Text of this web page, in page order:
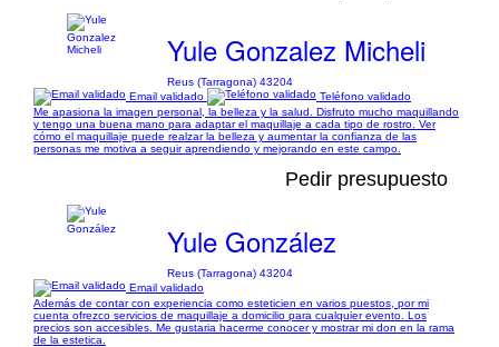
Yule Gonzalez Micheli
Reus (Tarragona) 43204
Email validado
Teléfono validado
Me apasiona la imagen personal, la belleza y la salud. Disfruto mucho maquillando
y tengo una buena mano para adaptar el maquillaje a cada tipo de rostro. Ver
cómo el maquillaje puede realzar la belleza y aumentar la confianza de las
personas me motiva a seguir aprendiendo y mejorando en este campo.
Pedir presupuesto
Yule González
Reus (Tarragona) 43204
Email validado
Además de contar con experiencia como esteticien en varios puestos, por mi
cuenta ofrezco servicios de maquillaje a domicilio para cualquier evento. Los
precios son accesibles. Me gustaria hacerme conocer y mostrar mi don en la rama
de la estetica.